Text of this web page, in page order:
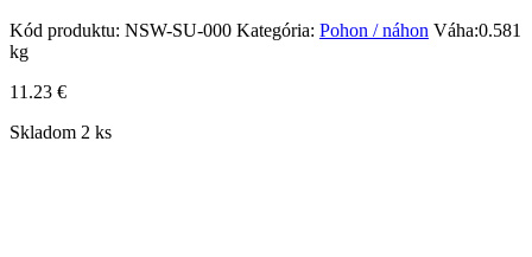
Kód produktu: NSW-SU-000 Kategória: Pohon / náhon Váha:0.581
kg
11.23 €
Skladom 2 ks